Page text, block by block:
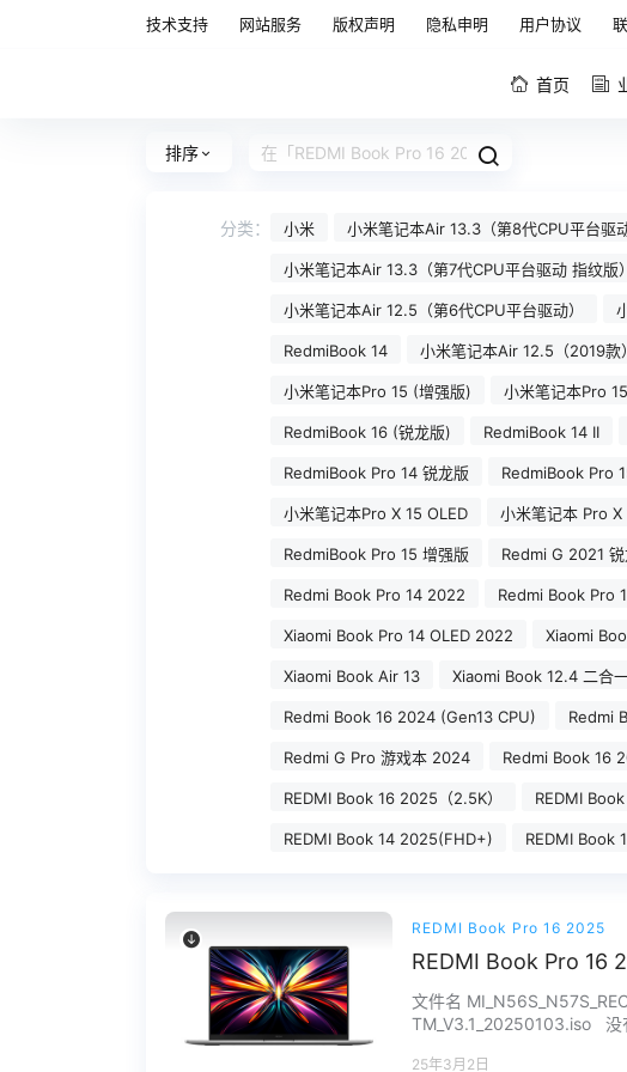
技术支持 网站服务 版权声明 隐私申明 用户协议
首页
排序
分类： 小米 小米笔记本Air 13.3（第8代CPU平台驱动
小米笔记本Air 13.3（第7代CPU平台驱动 指纹版）
小米笔记本Air 12.5（第6代CPU平台驱动）
RedmiBook 14 小米笔记本Air 12.5（2019款）
小米笔记本Pro 15 (增强版) 小米笔记本Pro
RedmiBook 16 (锐龙版) RedmiBook 14 II
RedmiBook Pro 14 锐龙版 RedmiBook Pro
小米笔记本Pro X 15 OLED 小米笔记本 Pro X
RedmiBook Pro 15 增强版 Redmi G 2021 锐
Redmi Book Pro 14 2022 Redmi Book Pro
Xiaomi Book Pro 14 OLED 2022 Xiaomi
Xiaomi Book Air 13 Xiaomi Book 12.4 二合
Redmi Book 16 2024 (Gen13 CPU) Redmi
Redmi G Pro 游戏本 2024 Redmi Book 16
REDMI Book 16 2025（2.5K） REDMI
REDMI Book 14 2025(FHD+) REDMI Book
REDMI Book Pro 16 2025
REDMI Book Pro 16
文件名
TM_V3.1_20250103.iso 没
25年3月2日